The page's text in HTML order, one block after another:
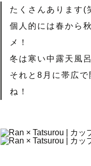
たくさんあります(
個人的には春から
メ！
冬は寒い中露天風
それと8月に帯広
ね！